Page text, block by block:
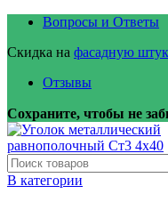
Вопросы и Ответы
Скидка на фасадную
Отзывы
Сохраните, чтобы не
В категории